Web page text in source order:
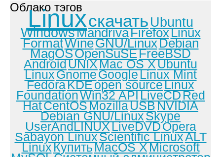
Облако тэгов
Linuxскачать Ubuntu
WindowsMandrivaFirefoxLinux
FormatWineGNU/LinuxDebian
MagOSOpenSuSEFreeBSD
AndroidUNIXMac OS XUbuntu
LinuxGnomeGoogleLinux Mint
FedoraKDEopen sourceLinux
FoundationWin32 APILiveCDRed
HatCentOSMozillaUSBNVIDIA
Debian GNU/LinuxSkype
UserAndLINUXLiveDVDOpera
Sabayon LinuxScientific LinuxALT
LinuxКупитьMacOS XMicrosoft